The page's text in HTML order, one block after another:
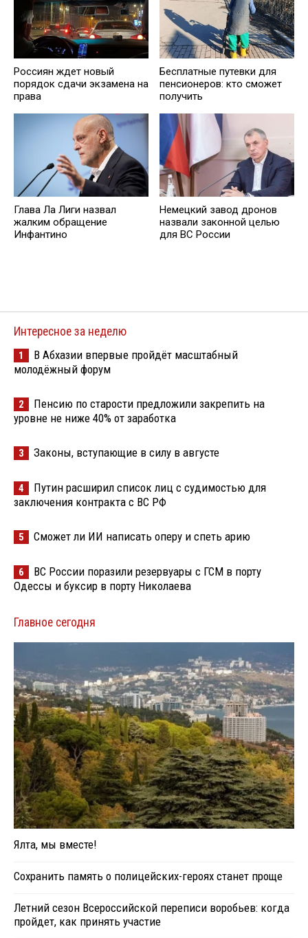
Россиян ждет новый
порядок сдачи экзамена на
права
Бесплатные путевки для
пенсионеров: кто сможет
получить
Глава Ла Лиги назвал
жалким обращение
Инфантино
Немецкий завод дронов
назвали законной целью
для ВС России
Интересное за неделю
1
В Абхазии впервые пройдёт масштабный
молодёжный форум
2
Пенсию по старости предложили закрепить на
уровне не ниже 40% от заработка
3 Законы, вступающие в силу в августе
4
Путин расширил список лиц с судимостью для
заключения контракта с ВС РФ
5 Сможет ли ИИ написать оперу и спеть арию
6
ВС России поразили резервуары с ГСМ в порту
Одессы и буксир в порту Николаева
Главное сегодня
Ялта, мы вместе!
Сохранить память о полицейских-героях станет проще
Летний сезон Всероссийской переписи воробьев: когда
пройдет, как принять участие